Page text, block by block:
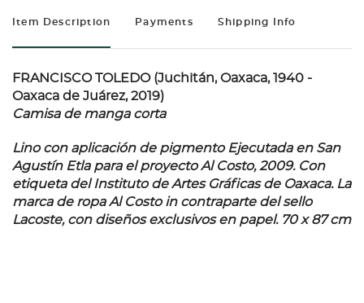
Item Description Payments Shipping Info
FRANCISCO TOLEDO (Juchitán, Oaxaca, 1940 -
Oaxaca de Juárez, 2019)
Camisa de manga corta
Lino con aplicación de pigmento Ejecutada en San
Agustín Etla para el proyecto Al Costo, 2009. Con
etiqueta del Instituto de Artes Gráficas de Oaxaca. La
marca de ropa Al Costo in contraparte del sello
Lacoste, con diseños exclusivos en papel. 70 x 87 cm